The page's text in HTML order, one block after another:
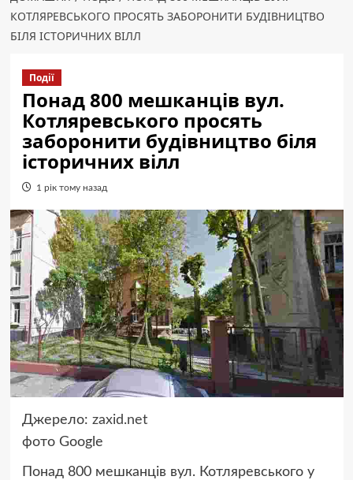
КОТЛЯРЕВСЬКОГО ПРОСЯТЬ ЗАБОРОНИТИ БУДІВНИЦТВО
БІЛЯ ІСТОРИЧНИХ ВІЛЛ
Події
Понад 800 мешканців вул.
Котляревського просять
заборонити будівництво біля
історичних вілл
1 рік тому назад
Джерело: zaxid.net
фото Google
Понад 800 мешканців вул. Котляревського у